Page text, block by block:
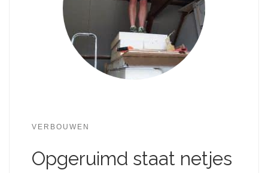
VERBOUWEN
Opgeruimd staat netjes